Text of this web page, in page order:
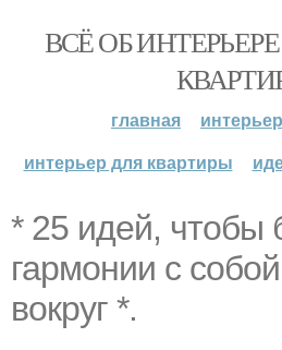
ВСЁ ОБ
главная
интерьер для квартиры
* 25 идей, чтобы
гармонии с
вокруг *.